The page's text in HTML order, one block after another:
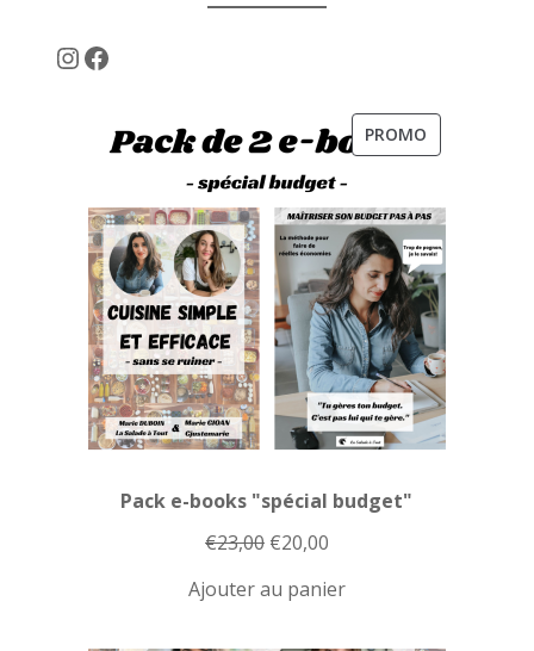
Instagram
Facebook
PROMO
Pack e-books "spécial budget"
€23,00 Le
initial
€20,00Le
Ajouter au panier